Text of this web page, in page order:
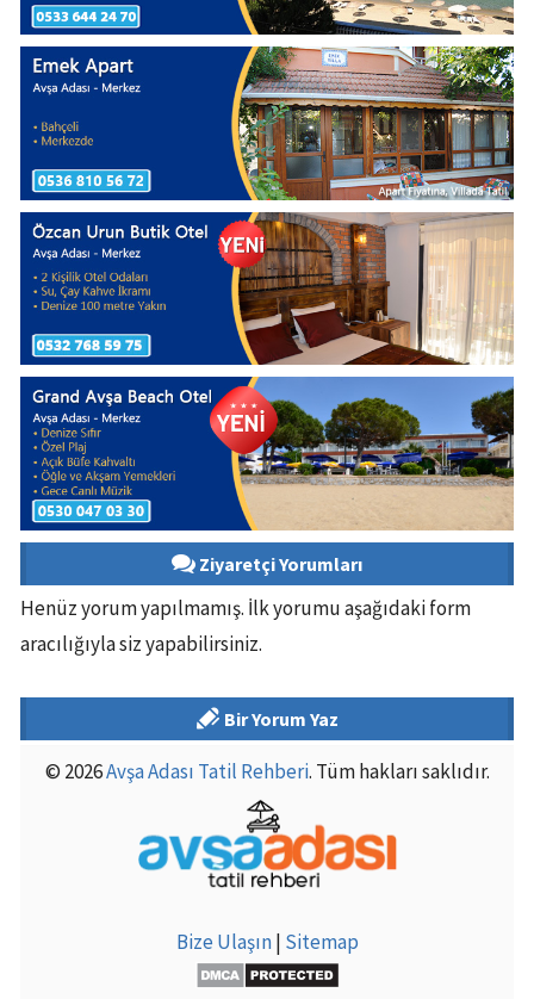
Ziyaretçi Yorumları
Henüz yorum yapılmamış. İlk yorumu aşağıdaki form
aracılığıyla siz yapabilirsiniz.
Bir Yorum Yaz
© 2026Avşa Adası Tatil Rehberi. Tüm hakları saklıdır.
Bize Ulaşın| Sitemap